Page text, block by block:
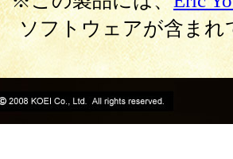
ソフトウェアが含まれ